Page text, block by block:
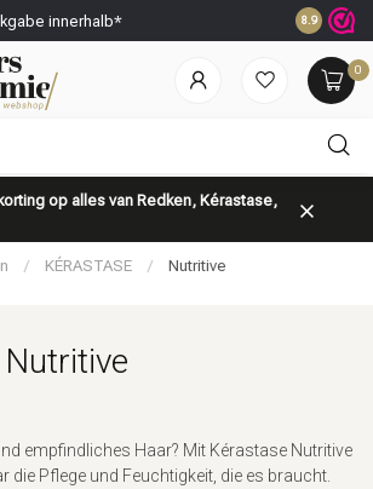
innerhalb* Vor 23:59
8.9
0
op alles van Redken, Kérastase,
suchst du?
/ KÉRASTASE / Nutritive
empfindliches Haar? Mit Kérastase Nutritive
die Pflege und Feuchtigkeit, die es braucht.